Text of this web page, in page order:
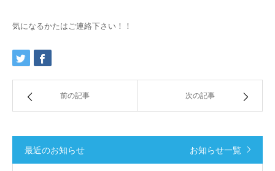
気になるかたはご連絡下さい！！
前の記事 次の記事
最近のお知らせ お知らせ一覧